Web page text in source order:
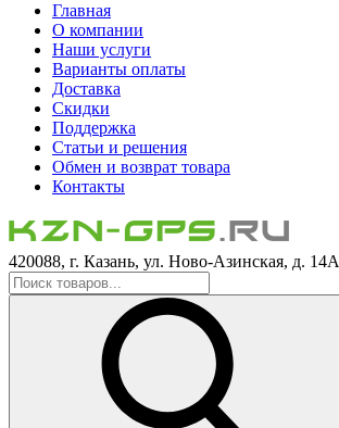
Главная
О компании
Наши услуги
Варианты оплаты
Доставка
Скидки
Поддержка
Статьи и решения
Обмен и возврат товара
Контакты
420088, г. Казань, ул. Ново-Азинская, д. 14А